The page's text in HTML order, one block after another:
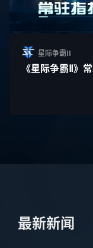
星际争霸II
《星际争霸Ⅱ》
最新新闻